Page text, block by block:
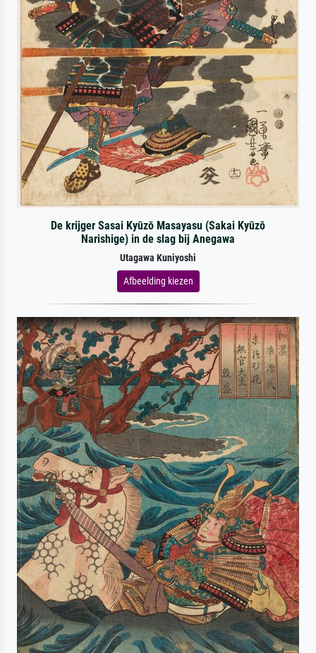
De krijger Sasai Kyūzō Masayasu (Sakai Kyūzō
Narishige) in de slag bij Anegawa
Utagawa Kuniyoshi
Afbeelding kiezen